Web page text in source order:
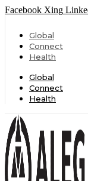
Facebook Xing
Global
Connect
Health
Global
Connect
Health